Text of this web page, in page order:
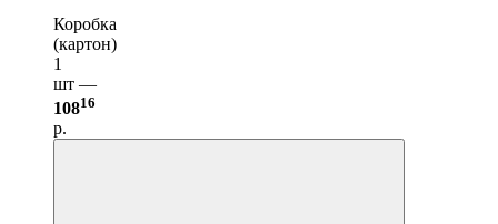
Коробка
(картон)
1
шт —
10816
р.